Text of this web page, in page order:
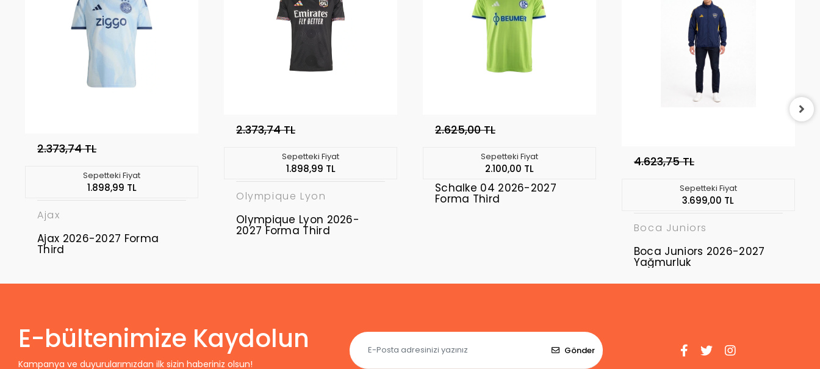
2.373,74 TL
Sepetteki Fiyat
1.898,99 TL
Ajax
Ajax 2026-2027 Forma
Third
2.373,74 TL
Sepetteki Fiyat
1.898,99 TL
Olympique Lyon
Olympique Lyon 2026-
2027 Forma Third
2.625,00 TL
Sepetteki Fiyat
2.100,00 TL
Schalke 04 2026-2027
Forma Third
4.623,75 TL
Sepetteki Fiyat
3.699,00 TL
Boca Juniors
Boca Juniors 2026-2027
Yağmurluk
E-bültenimize Kaydolun
Kampanya ve duyurularımızdan ilk sizin haberiniz olsun!
Gönder